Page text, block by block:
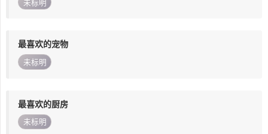
未标明
最喜欢的宠物
未标明
最喜欢的厨房
未标明